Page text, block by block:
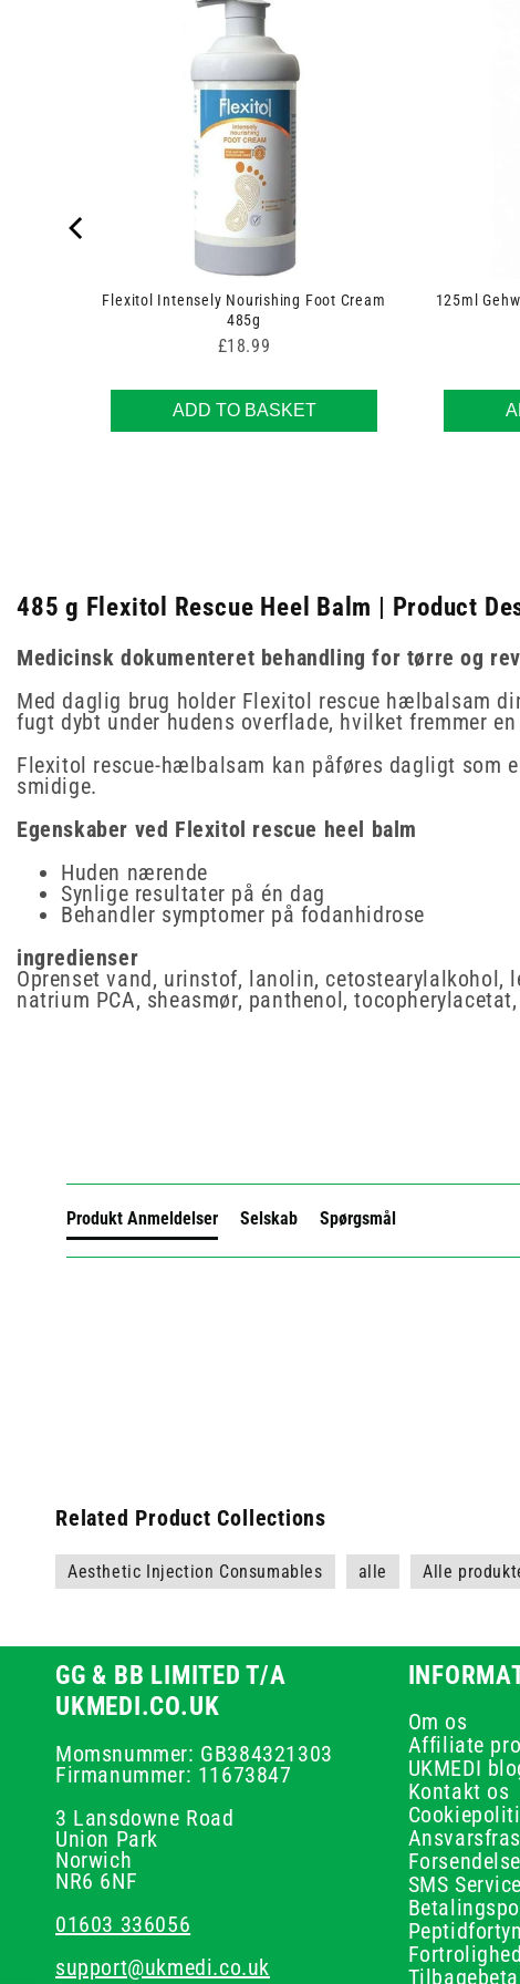
Flexitol Intensely Nourishing Foot Cream
485g
Price
£18.99
ADD TO BASKET
125ml
485 g Flexitol Rescue Heel Balm | Product
Medicinsk dokumenteret behandling for tørre og
Med daglig brug holder Flexitol rescue hælbalsam
fugt dybt under hudens overflade, hvilket fremmer
Flexitol rescue-hælbalsam kan påføres dagligt som
smidige.
Egenskaber ved Flexitol rescue heel balm
Huden nærende
Synlige resultater på én dag
Behandler symptomer på fodanhidrose
ingredienser
Oprenset vand, urinstof, lanolin, cetostearylalkohol,
natrium PCA, sheasmør, panthenol,
Produkt Anmeldelser Selskab Spørgsmål
Related Product Collections
Aesthetic Injection Consumables alle Alle
GG & BB LIMITED T/A
UKMEDI.CO.UK
Momsnummer: GB384321303
Firmanummer: 11673847
3 Lansdowne Road
Union Park
Norwich
NR6 6NF
01603 336056
support@ukmedi.co.uk
Om os
Affiliate
UKMEDI
Kontakt os
SMS